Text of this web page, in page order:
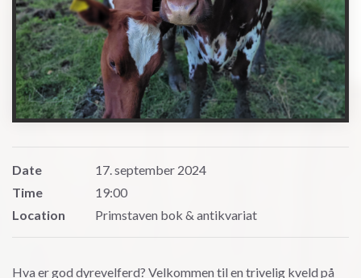
Date
17. september 2024
Time
19:00
Location
Primstaven bok & antikvariat
Hva er god dyrevelferd? Velkommen til en trivelig kveld på